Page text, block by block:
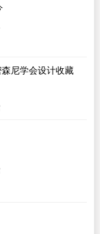
尼学会设计收藏